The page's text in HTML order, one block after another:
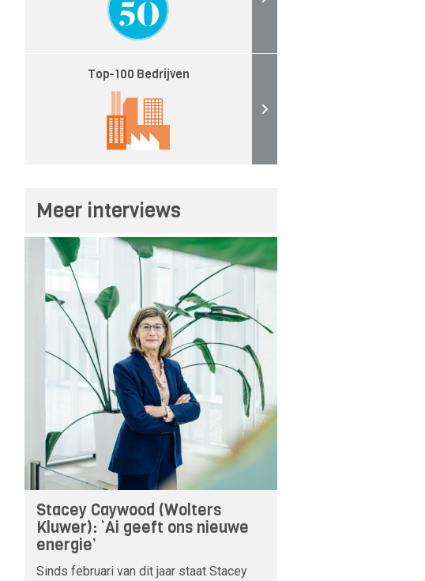
Top-100 Bedrijven
Meer interviews
Stacey Caywood (Wolters
Kluwer): ‘Ai geeft ons nieuwe
energie’
Sinds februari van dit jaar staat Stacey